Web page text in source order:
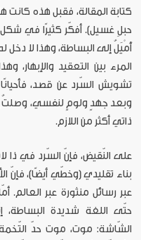
كتابة المقالة، فقبل هذه
حبلِ غسيل). أفكّر كثيرًا في شكل
أَمْيَلُ إلى البساطة، وهذا لا دخل
المرء بين التعقيد والإبهار،
تشويش السّرد عن قصد،
وبعد جهدٍ ولومٍ لنفسي، وصلتُ
ذاتي أكثر من اللازم.
على النّقيض، فإنّ السّرد في
بناء تقليدي (وخطّي أيضًا)، فإنّ
عبر رسائل منثورة عبر العالم.
حتّى اللغة شديدة
الشّاشة: موت، موت حدّ